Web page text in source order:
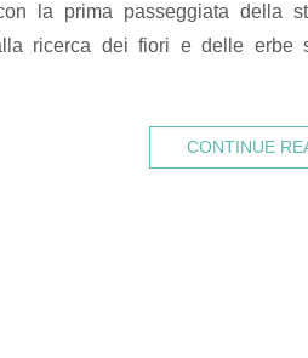
la prima passeggiata della
ricerca dei fiori e delle erbe
CONTINUE